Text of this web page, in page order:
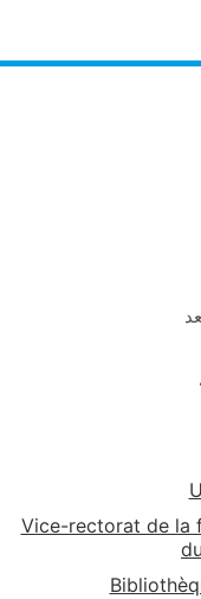
Vice-rectorat de la